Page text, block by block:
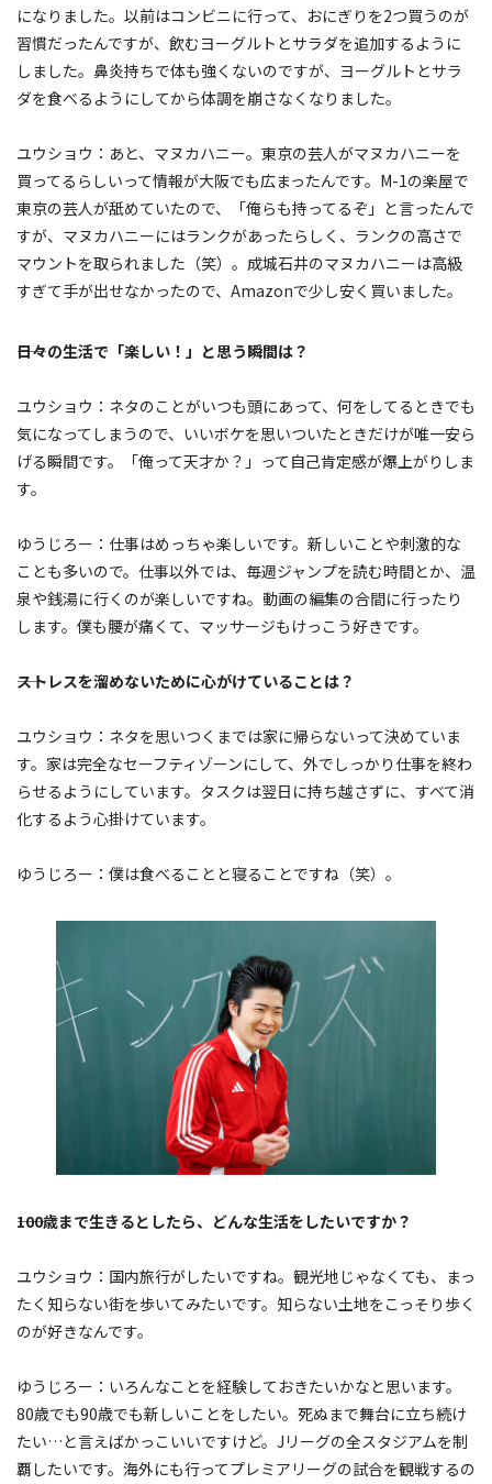
になりました。以前はコンビニに行って、おにぎりを2つ買うのが
習慣だったんですが、飲むヨーグルトとサラダを追加するように
しました。鼻炎持ちで体も強くないのですが、ヨーグルトとサラ
ダを食べるようにしてから体調を崩さなくなりました。
ユウショウ：あと、マヌカハニー。東京の芸人がマヌカハニーを
買ってるらしいって情報が大阪でも広まったんです。M-1の楽屋で
東京の芸人が舐めていたので、「俺らも持ってるぞ」と言ったんで
すが、マヌカハニーにはランクがあったらしく、ランクの高さで
マウントを取られました（笑）。成城石井のマヌカハニーは高級
すぎて手が出せなかったので、Amazonで少し安く買いました。
――日々の生活で「楽しい！」と思う瞬間は？
ユウショウ：ネタのことがいつも頭にあって、何をしてるときでも
気になってしまうので、いいボケを思いついたときだけが唯一安ら
げる瞬間です。「俺って天才か？」って自己肯定感が爆上がりしま
す。
ゆうじろー：仕事はめっちゃ楽しいです。新しいことや刺激的な
ことも多いので。仕事以外では、毎週ジャンプを読む時間とか、温
泉や銭湯に行くのが楽しいですね。動画の編集の合間に行ったり
します。僕も腰が痛くて、マッサージもけっこう好きです。
――ストレスを溜めないために心がけていることは？
ユウショウ：ネタを思いつくまでは家に帰らないって決めていま
す。家は完全なセーフティゾーンにして、外でしっかり仕事を終わ
らせるようにしています。タスクは翌日に持ち越さずに、すべて消
化するよう心掛けています。
ゆうじろー：僕は食べることと寝ることですね（笑）。
――100歳まで生きるとしたら、どんな生活をしたいですか？
ユウショウ：国内旅行がしたいですね。観光地じゃなくても、まっ
たく知らない街を歩いてみたいです。知らない土地をこっそり歩く
のが好きなんです。
ゆうじろー：いろんなことを経験しておきたいかなと思います。
80歳でも90歳でも新しいことをしたい。死ぬまで舞台に立ち続け
たい…と言えばかっこいいですけど。Jリーグの全スタジアムを制
覇したいです。海外にも行ってプレミアリーグの試合を観戦するの